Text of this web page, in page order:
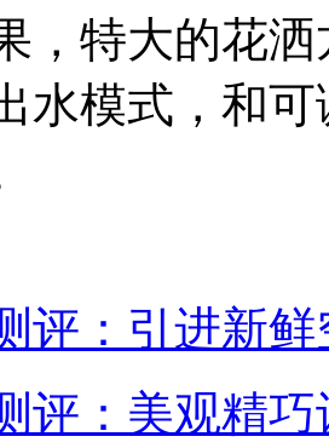
，特大的花
水模式，和
评：引进新
评：美观精